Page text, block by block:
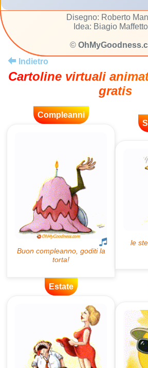
Disegno: Roberto
Idea: Biagio
©
Indietro
Cartoline virtuali
gratis
Compleanni
Estate